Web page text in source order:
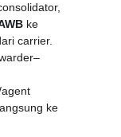
ke
carrier.
ke